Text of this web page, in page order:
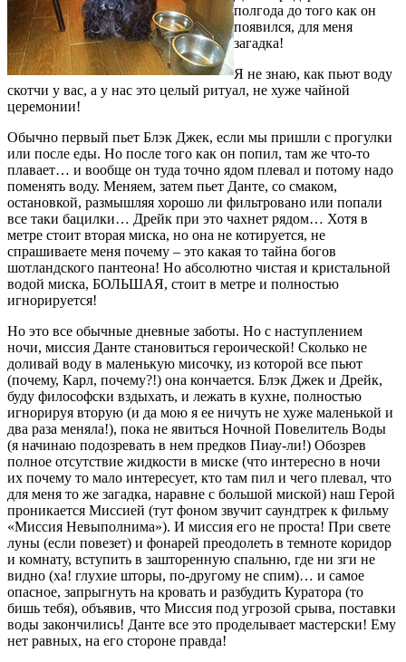
полгода до того как он
появился, для меня
загадка!
Я не знаю, как пьют воду
скотчи у вас, а у нас это целый ритуал, не хуже чайной
церемонии!
Обычно первый пьет Блэк Джек, если мы пришли с прогулки
или после еды. Но после того как он попил, там же что-то
плавает… и вообще он туда точно ядом плевал и потому надо
поменять воду. Меняем, затем пьет Данте, со смаком,
остановкой, размышляя хорошо ли фильтровано или попали
все таки бацилки… Дрейк при это чахнет рядом… Хотя в
метре стоит вторая миска, но она не котируется, не
спрашиваете меня почему – это какая то тайна богов
шотландского пантеона! Но абсолютно чистая и кристальной
водой миска, БОЛЬШАЯ, стоит в метре и полностью
игнорируется!
Но это все обычные дневные заботы. Но с наступлением
ночи, миссия Данте становиться героической! Сколько не
доливай воду в маленькую мисочку, из которой все пьют
(почему, Карл, почему?!) она кончается. Блэк Джек и Дрейк,
буду философски вздыхать, и лежать в кухне, полностью
игнорируя вторую (и да мою я ее ничуть не хуже маленькой и
два раза меняла!), пока не явиться Ночной Повелитель Воды
(я начинаю подозревать в нем предков Пиау-ли!) Обозрев
полное отсутствие жидкости в миске (что интересно в ночи
их почему то мало интересует, кто там пил и чего плевал, что
для меня то же загадка, наравне с большой миской) наш Герой
проникается Миссией (тут фоном звучит саундтрек к фильму
«Миссия Невыполнима»). И миссия его не проста! При свете
луны (если повезет) и фонарей преодолеть в темноте коридор
и комнату, вступить в зашторенную спальню, где ни зги не
видно (ха! глухие шторы, по-другому не спим)… и самое
опасное, запрыгнуть на кровать и разбудить Куратора (то
бишь тебя), объявив, что Миссия под угрозой срыва, поставки
воды закончились! Данте все это проделывает мастерски! Ему
нет равных, на его стороне правда!